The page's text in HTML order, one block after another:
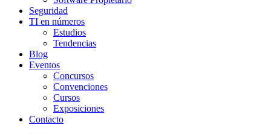
Seguridad
TI en números
Estudios
Tendencias
Blog
Eventos
Concursos
Convenciones
Cursos
Exposiciones
Contacto